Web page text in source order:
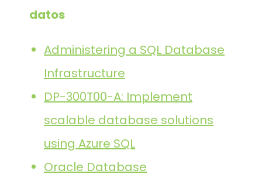
datos
Administering a SQL Database
Infrastructure
DP-300T00-A: Implement
scalable database solutions
using Azure SQL
Oracle Database